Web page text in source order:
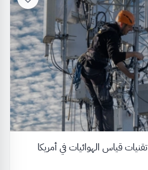
فرصة لحضور مؤتمر TICRA تقنيات قياس الهوائيات في أمريكا